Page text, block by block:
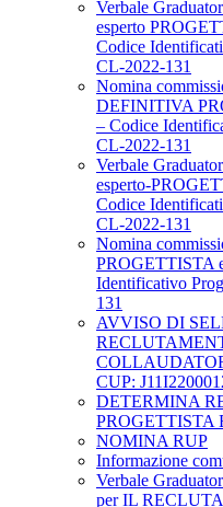
Verbale
esperto
Codice
CL-2022-131
Nomina
DEFINITIVA
– Codice
CL-2022-131
Verbale
esperto-
Codice
CL-2022-131
Nomina
PROGETTISTA
Identificativo
131
AVVISO DI
CUP:
DETERMINA
PROGETTISTA
NOMINA RUP
Informazione
Verbale
per IL